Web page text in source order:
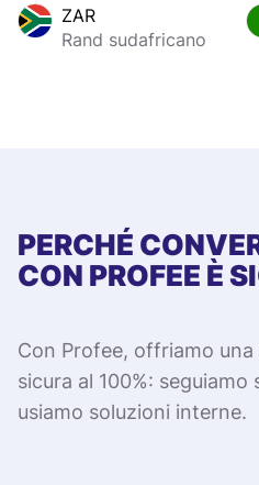
ZAR
Rand sudafricano
PERCHÉ
CON PROFEE È
Con Profee, offriamo
sicura al 100%:
usiamo soluzioni interne.